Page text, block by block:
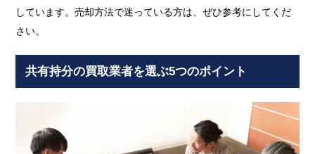
しています。売却方法で迷っている方は、ぜひ参考にしてくだ
さい。
共有持分の買取業者を選ぶ5つのポイント